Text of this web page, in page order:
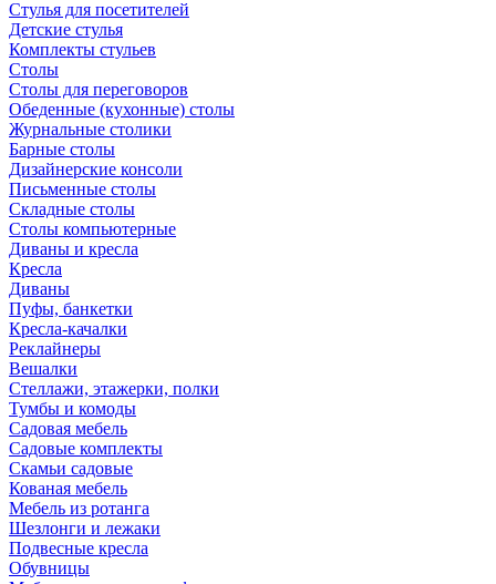
Стулья для посетителей
Детские стулья
Комплекты стульев
Столы
Столы для переговоров
Обеденные (кухонные) столы
Журнальные столики
Барные столы
Дизайнерские консоли
Письменные столы
Складные столы
Столы компьютерные
Диваны и кресла
Кресла
Диваны
Пуфы, банкетки
Кресла-качалки
Реклайнеры
Вешалки
Стеллажи, этажерки, полки
Тумбы и комоды
Садовая мебель
Садовые комплекты
Скамьи садовые
Кованая мебель
Мебель из ротанга
Шезлонги и лежаки
Подвесные кресла
Обувницы